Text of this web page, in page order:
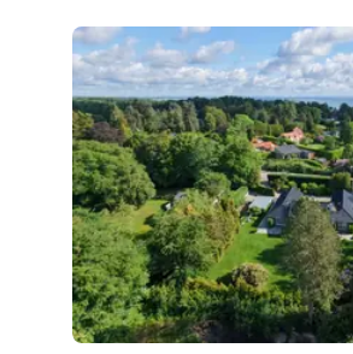
Helårsgrund:
Rungsted
Strandvej
5S,
2950
Vedbæk